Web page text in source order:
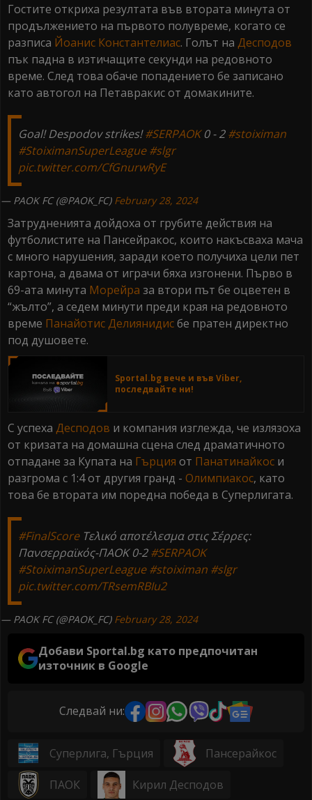
Гостите откриха резултата във втората минута от
продължението на първото полувреме, когато се
разписа Йоанис Константелиас. Голът на Десподов
пък падна в изтичащите секунди на редовното
време. След това обаче попадението бе записано
като автогол на Петавракис от домакините.
Goal! Despodov strikes!#SERPAOK0 - 2#stoiximan
#StoiximanSuperLeague #slgr
pic.twitter.com/CfGnurwRyE
— PAOK FC (@PAOK_FC) February 28, 2024
Затрудненията дойдоха от грубите действия на
футболистите на Пансейракос, които накъсваха мача
с много нарушения, заради което получиха цели пет
картона, а двама от играчи бяха изгонени. Първо в
69-ата минута Морейра за втори път бе оцветен в
“жълто”, а седем минути преди края на редовното
време Панайотис Делиянидисбе пратен директно
под душовете.
Sportal.bg вече и във Viber,
последвайте ни!
С успеха Десподов и компания изглежда, че излязоха
от кризата на домашна сцена след драматичното
отпадане за Купата на Гърция от Панатинайкос и
разгрома с 1:4 от другия гранд - Олимпиакос, като
това бе втората им поредна победа в Суперлигата.
#FinalScoreΤελικό αποτέλεσμα στις Σέρρες:
Πανσερραϊκός-ΠΑΟΚ 0-2#SERPAOK
#StoiximanSuperLeague #stoiximan #slgr
pic.twitter.com/TRsemRBIu2
— PAOK FC (@PAOK_FC) February 28, 2024
Добави Sportal.bg като предпочитан
източник в Google
Следвай ни:
Суперлига, Гърция Пансерайкос
ПАОК Кирил Десподов